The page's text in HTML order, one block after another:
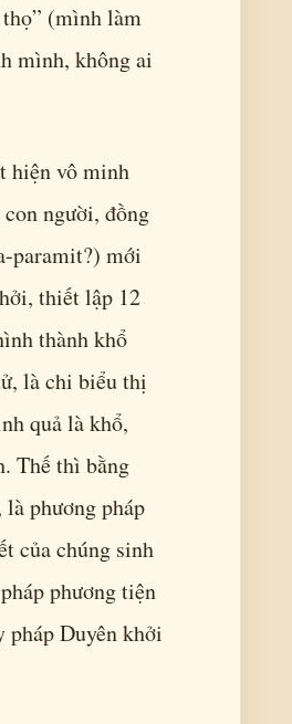
(mình làm
mình, không ai
hiện vô minh
người, đồng
paramit?) mới
thiết lập 12
thành khổ
là chi biểu thị
quả là khổ,
Thế thì bằng
phương pháp
của chúng sinh
phương tiện
pháp Duyên khởi